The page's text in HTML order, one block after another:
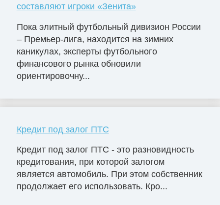
составляют игроки «Зенита»
Пока элитный футбольный дивизион России
– Премьер-лига, находится на зимних
каникулах, эксперты футбольного
финансового рынка обновили
ориентировочну...
Кредит под залог ПТС
Кредит под залог ПТС - это разновидность
кредитования, при которой залогом
является автомобиль. При этом собственник
продолжает его использовать. Кро...